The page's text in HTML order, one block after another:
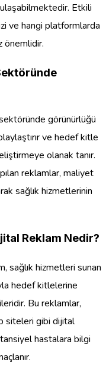
Etkili
ve hangi platformlarda
önemlidir.
görünürlüğü
ve hedef kitle
olanak tanır.
reklamlar, maliyet
sağlık hizmetlerinin
Reklam Nedir?
sağlık hizmetleri sunan
hedef kitlelerine
Bu reklamlar,
siteleri gibi dijital
hastalara bilgi